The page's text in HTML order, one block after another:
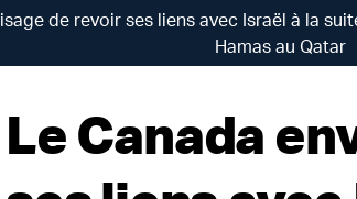
de revoir ses liens avec Israël à la
Hamas au Qatar
Le Canada